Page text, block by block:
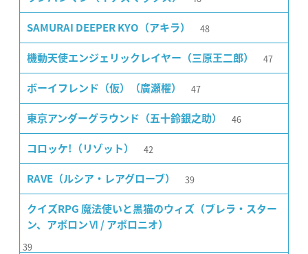
SAMURAI DEEPER KYO（アキラ） 48
機動天使エンジェリックレイヤー（三原王二郎） 47
ボーイフレンド（仮）（廣瀬櫂） 47
東京アンダーグラウンド（五十鈴銀之助） 46
コロッケ!（リゾット） 42
RAVE（ルシア・レアグローブ） 39
クイズRPG 魔法使いと黒猫のウィズ（ブレラ・スター
ン、アポロンⅥ / アポロニオ）
39